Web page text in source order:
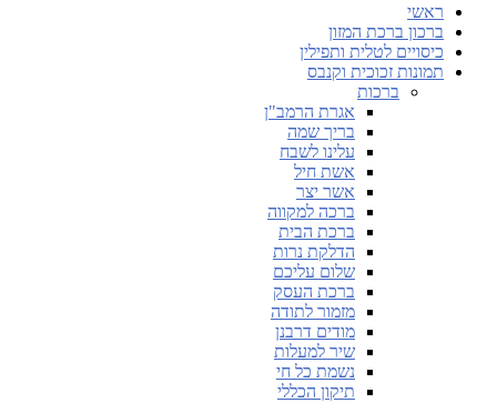
ראשי
ברכון ברכת המזון
כיסויים לטלית ותפילין
תמונות זכוכית וקנבס
ברכות
אגרת הרמב"ן
בריך שמה
עלינו לשבח
אשת חיל
אשר יצר
ברכה למקווה
ברכת הבית
הדלקת נרות
שלום עליכם
ברכת העסק
מזמור לתודה
מודים דרבנן
שיר למעלות
נשמת כל חי
תיקון הכללי